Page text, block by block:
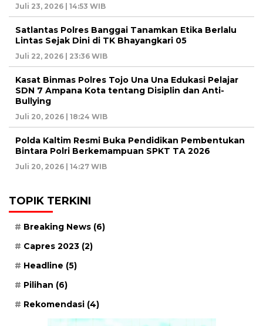
Juli 23, 2026 | 14:53 WIB
Satlantas Polres Banggai Tanamkan Etika Berlalu
Lintas Sejak Dini di TK Bhayangkari 05
Juli 22, 2026 | 23:36 WIB
Kasat Binmas Polres Tojo Una Una Edukasi Pelajar
SDN 7 Ampana Kota tentang Disiplin dan Anti-
Bullying
Juli 20, 2026 | 18:24 WIB
Polda Kaltim Resmi Buka Pendidikan Pembentukan
Bintara Polri Berkemampuan SPKT TA 2026
Juli 20, 2026 | 14:27 WIB
TOPIK TERKINI
Breaking News (6)
Capres 2023 (2)
Headline (5)
Pilihan (6)
Rekomendasi (4)